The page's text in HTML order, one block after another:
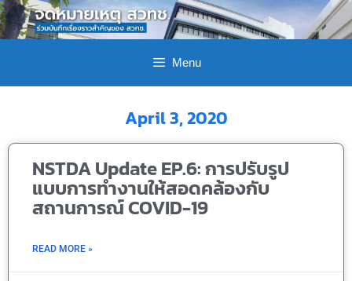
Menu
April 3, 2020
NSTDA Update EP.6: การปรับรูป
แบบการทำงานให้สอดคล้องกับ
สถานการณ์ COVID-19
READ MORE »